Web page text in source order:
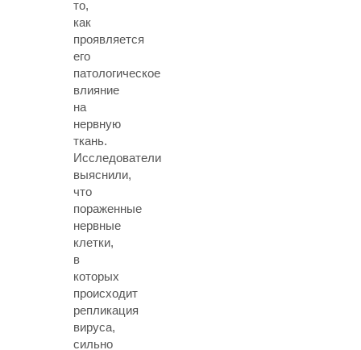
то,
как
проявляется
его
патологическое
влияние
на
нервную
ткань.
Исследователи
выяснили,
что
пораженные
нервные
клетки,
в
которых
происходит
репликация
вируса,
сильно